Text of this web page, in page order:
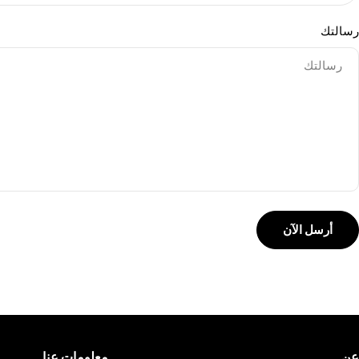
ا
رسالتك
أرسل الآن